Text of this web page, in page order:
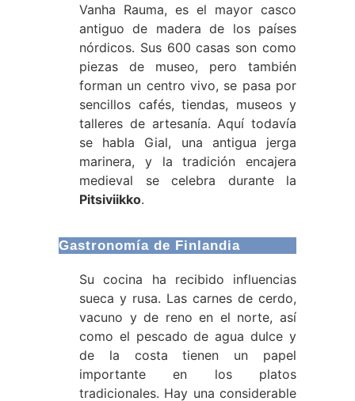
Vanha Rauma, es el mayor casco
antiguo de madera de los países
nórdicos. Sus 600 casas son como
piezas de museo, pero también
forman un centro vivo, se pasa por
sencillos cafés, tiendas, museos y
talleres de artesanía. Aquí todavía
se habla Gial, una antigua jerga
marinera, y la tradición encajera
medieval se celebra durante la
Pitsiviikko.
Gastronomía de Finlandia
Su cocina ha recibido influencias
sueca y rusa. Las carnes de cerdo,
vacuno y de reno en el norte, así
como el pescado de agua dulce y
de la costa tienen un papel
importante en los platos
tradicionales. Hay una considerable